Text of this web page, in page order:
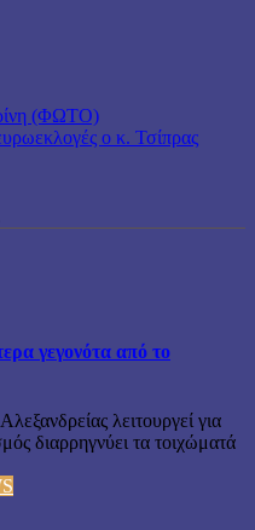
(ΦΩΤΟ)
ο κ. Τσίπρας
γεγονότα από το
λειτουργεί για
διαρρηγνύει τα τοιχώματά